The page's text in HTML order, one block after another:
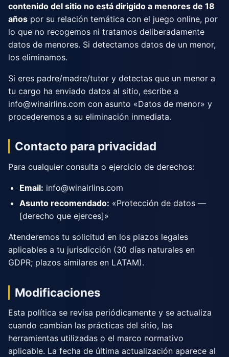
contenido del sitio no está dirigido a menores de 18
años por su relación temática con el juego online, por
lo que no recogemos ni tratamos deliberadamente
datos de menores. Si detectamos datos de un menor,
los eliminamos.
Si eres padre/madre/tutor y detectas que un menor a
tu cargo ha enviado datos al sitio, escribe a
info@winairlins.com con asunto «Datos de menor» y
procederemos a su eliminación inmediata.
Contacto para privacidad
Para cualquier consulta o ejercicio de derechos:
Email: info@winairlins.com
Asunto recomendado: «Protección de datos —
[derecho que ejerces]»
Atenderemos tu solicitud en los plazos legales
aplicables a tu jurisdicción (30 días naturales en
GDPR; plazos similares en LATAM).
Modificaciones
Esta política se revisa periódicamente y se actualiza
cuando cambian las prácticas del sitio, las
herramientas utilizadas o el marco normativo
aplicable. La fecha de última actualización aparece al